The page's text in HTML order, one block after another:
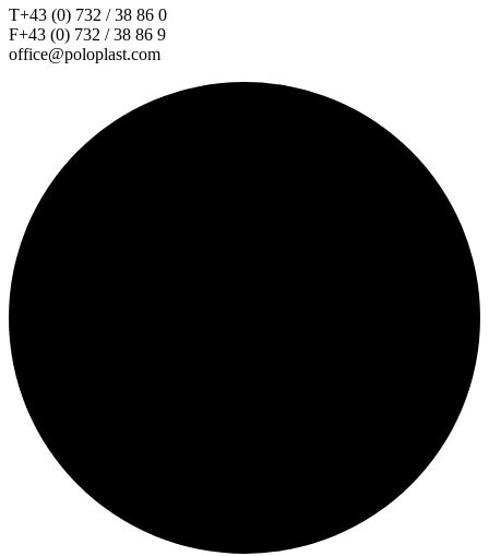
T+43 (0) 732 / 38 86 0
F+43 (0) 732 / 38 86 9
office@poloplast.com